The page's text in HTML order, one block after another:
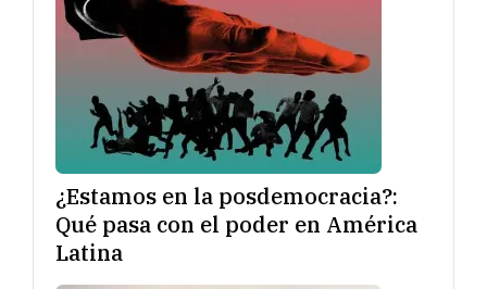
¿Estamos en la posdemocracia?:
Qué pasa con el poder en América
Latina